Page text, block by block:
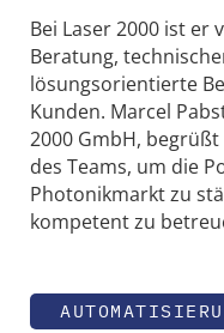
Bei Laser 2000 ist
Beratung,
lösungsorientierte
Kunden. Marcel
2000 GmbH,
des Teams, um die
Photonikmarkt zu
kompetent zu